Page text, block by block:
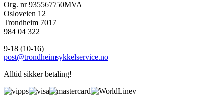
Org. nr 935567750MVA
Osloveien 12
Trondheim 7017
984 04 322
9-18 (10-16)
post@trondheimsykkelservice.no
Alltid sikker betaling!